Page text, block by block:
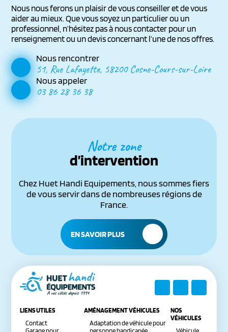
Nous nous ferons un plaisir de vous conseiller et de vous
aider au mieux. Que vous soyez un particulier ou un
professionnel, n’hésitez pas à nous contacter pour un
renseignement ou un devis concernant l’une de nos offres.
Nous rencontrer
51, Rue Lafayette, 58200 Cosne-Cours-sur-Loire
Nous appeler
03 86 28 36 38
Notre zone
d’intervention
Chez Huet Handi Equipements, nous sommes fiers
de vous servir dans de nombreuses régions de
France.
EN SAVOIR PLUS
LIENS UTILES
Contact
AMÉNAGEMENT VÉHICULES
Adaptation de véhicule pour
NOS
VÉHICULES